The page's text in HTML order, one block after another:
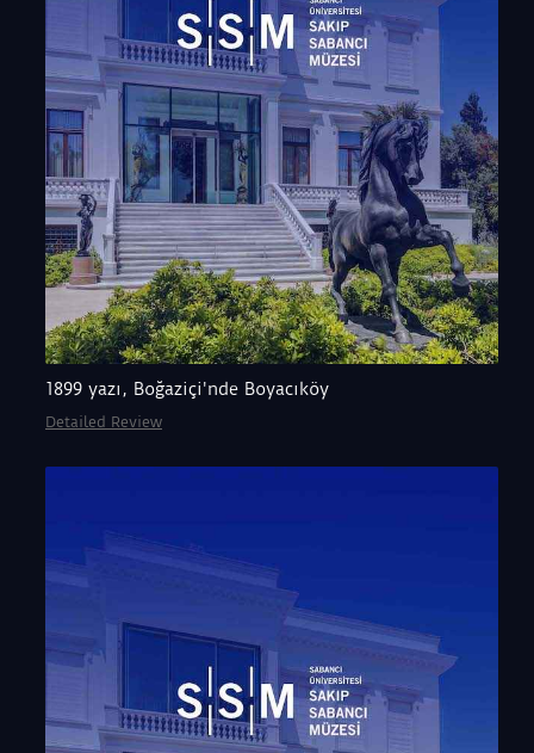
1899 yazı, Boğaziçi'nde Boyacıköy
Detailed Review